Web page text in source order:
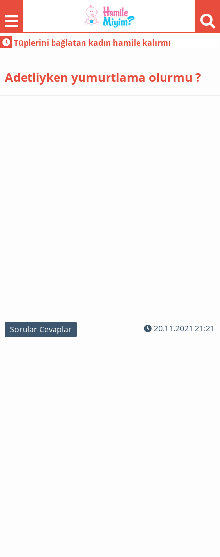
?
?
hamile kalırmı Aşılama sonrası
Adetliyken yumurtlama olurmu ?
Sorular Cevaplar 20.11.2021 21:21